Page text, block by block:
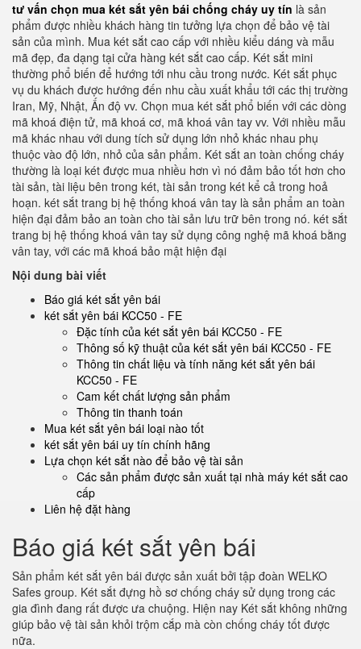
tư vấn chọn mua két sắt yên bái chống cháy uy tín là sản
phẩm được nhiều khách hàng tin tưởng lựa chọn để bảo vệ tài
sản của mình. Mua két sắt cao cấp với nhiều kiểu dáng và mẫu
mã đẹp, đa dạng tại cửa hàng két sắt cao cấp. Két sắt mini
thường phổ biến để hướng tới nhu cầu trong nước. Két sắt phục
vụ du khách được hướng đến nhu cầu xuất khẩu tới các thị trường
Iran, Mỹ, Nhật, Ấn độ vv. Chọn mua két sắt phổ biến với các dòng
mã khoá điện tử, mã khoá cơ, mã khoá vân tay vv. Với nhiều mẫu
mã khác nhau với dung tích sử dụng lớn nhỏ khác nhau phụ
thuộc vào độ lớn, nhỏ của sản phẩm. Két sắt an toàn chống cháy
thường là loại két được mua nhiều hơn vì nó đảm bảo tốt hơn cho
tài sản, tài liệu bên trong két, tài sản trong két kể cả trong hoả
hoạn. két sắt trang bị hệ thống khoá vân tay là sản phẩm an toàn
hiện đại đảm bảo an toàn cho tài sản lưu trữ bên trong nó. két sắt
trang bị hệ thống khoá vân tay sử dụng công nghệ mã khoá bằng
vân tay, với các mã khoá bảo mật hiện đại
Nội dung bài viết
Báo giá két sắt yên bái
két sắt yên bái KCC50 - FE
Đặc tính của két sắt yên bái KCC50 - FE
Thông số kỹ thuật của két sắt yên bái KCC50 - FE
Thông tin chất liệu và tính năng két sắt yên bái
KCC50 - FE
Cam kết chất lượng sản phẩm
Thông tin thanh toán
Mua két sắt yên bái loại nào tốt
két sắt yên bái uy tín chính hãng
Lựa chọn két sắt nào để bảo vệ tài sản
Các sản phẩm được sản xuất tại nhà máy két sắt cao
cấp
Liên hệ đặt hàng
Báo giá két sắt yên bái
Sản phẩm két sắt yên bái được sản xuất bởi tập đoàn WELKO
Safes group. Két sắt đựng hồ sơ chống cháy sử dụng trong các
gia đình đang rất được ưa chuộng. Hiện nay Két sắt không những
giúp bảo vệ tài sản khỏi trộm cắp mà còn chống cháy tốt được
nữa.